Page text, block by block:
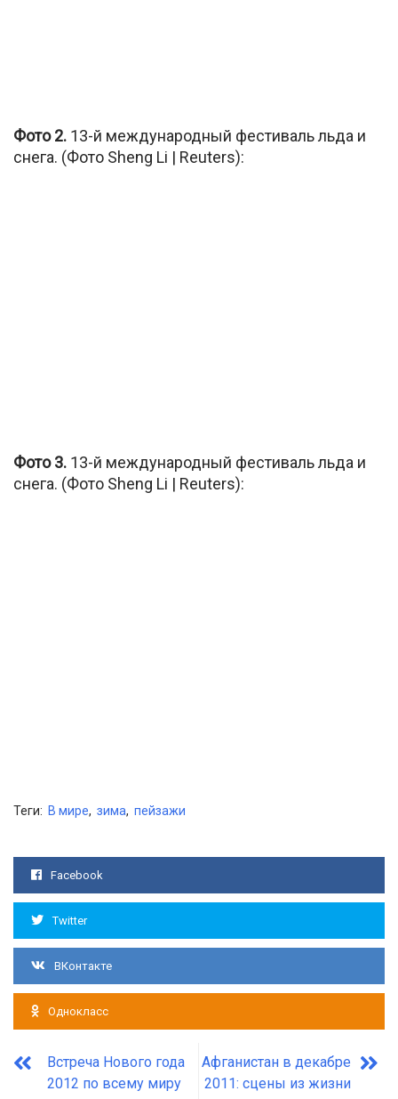
Фото 2. 13-й международный фестиваль льда и
снега. (Фото Sheng Li | Reuters):
Фото 3. 13-й международный фестиваль льда и
снега. (Фото Sheng Li | Reuters):
Теги: В мире, зима, пейзажи
Facebook
Twitter
ВКонтакте
Однокласс
Встреча Нового года
2012 по всему миру
Афганистан в декабре
2011: сцены из жизни